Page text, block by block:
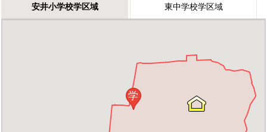
安井小学校学区域 東中学校学区域
学